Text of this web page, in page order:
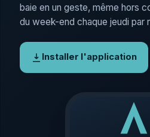
baie en un geste, même hors
du week-end chaque jeudi par
Installer l'application